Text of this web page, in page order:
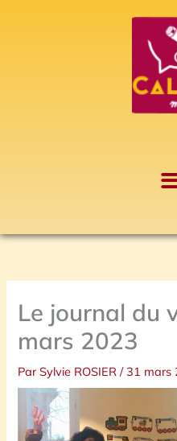
Le journal du
mars 2023
ParSylvie ROSIER/ 31 mars